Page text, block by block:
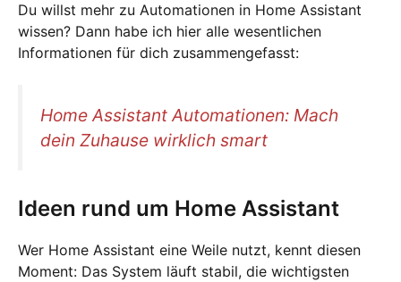
Du willst mehr zu Automationen in Home Assistant
wissen? Dann habe ich hier alle wesentlichen
Informationen für dich zusammengefasst:
Home Assistant Automationen: Mach
dein Zuhause wirklich smart
Ideen rund um Home Assistant
Wer Home Assistant eine Weile nutzt, kennt diesen
Moment: Das System läuft stabil, die wichtigsten